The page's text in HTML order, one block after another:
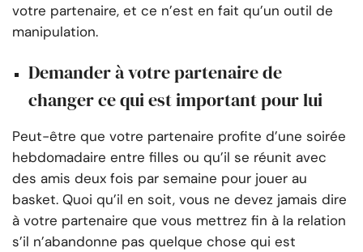
votre partenaire, et ce n’est en fait qu’un outil de
manipulation.
Demander à votre partenaire de
changer ce qui est important pour lui
Peut-être que votre partenaire profite d’une soirée
hebdomadaire entre filles ou qu’il se réunit avec
des amis deux fois par semaine pour jouer au
basket. Quoi qu’il en soit, vous ne devez jamais dire
à votre partenaire que vous mettrez fin à la relation
s’il n’abandonne pas quelque chose qui est